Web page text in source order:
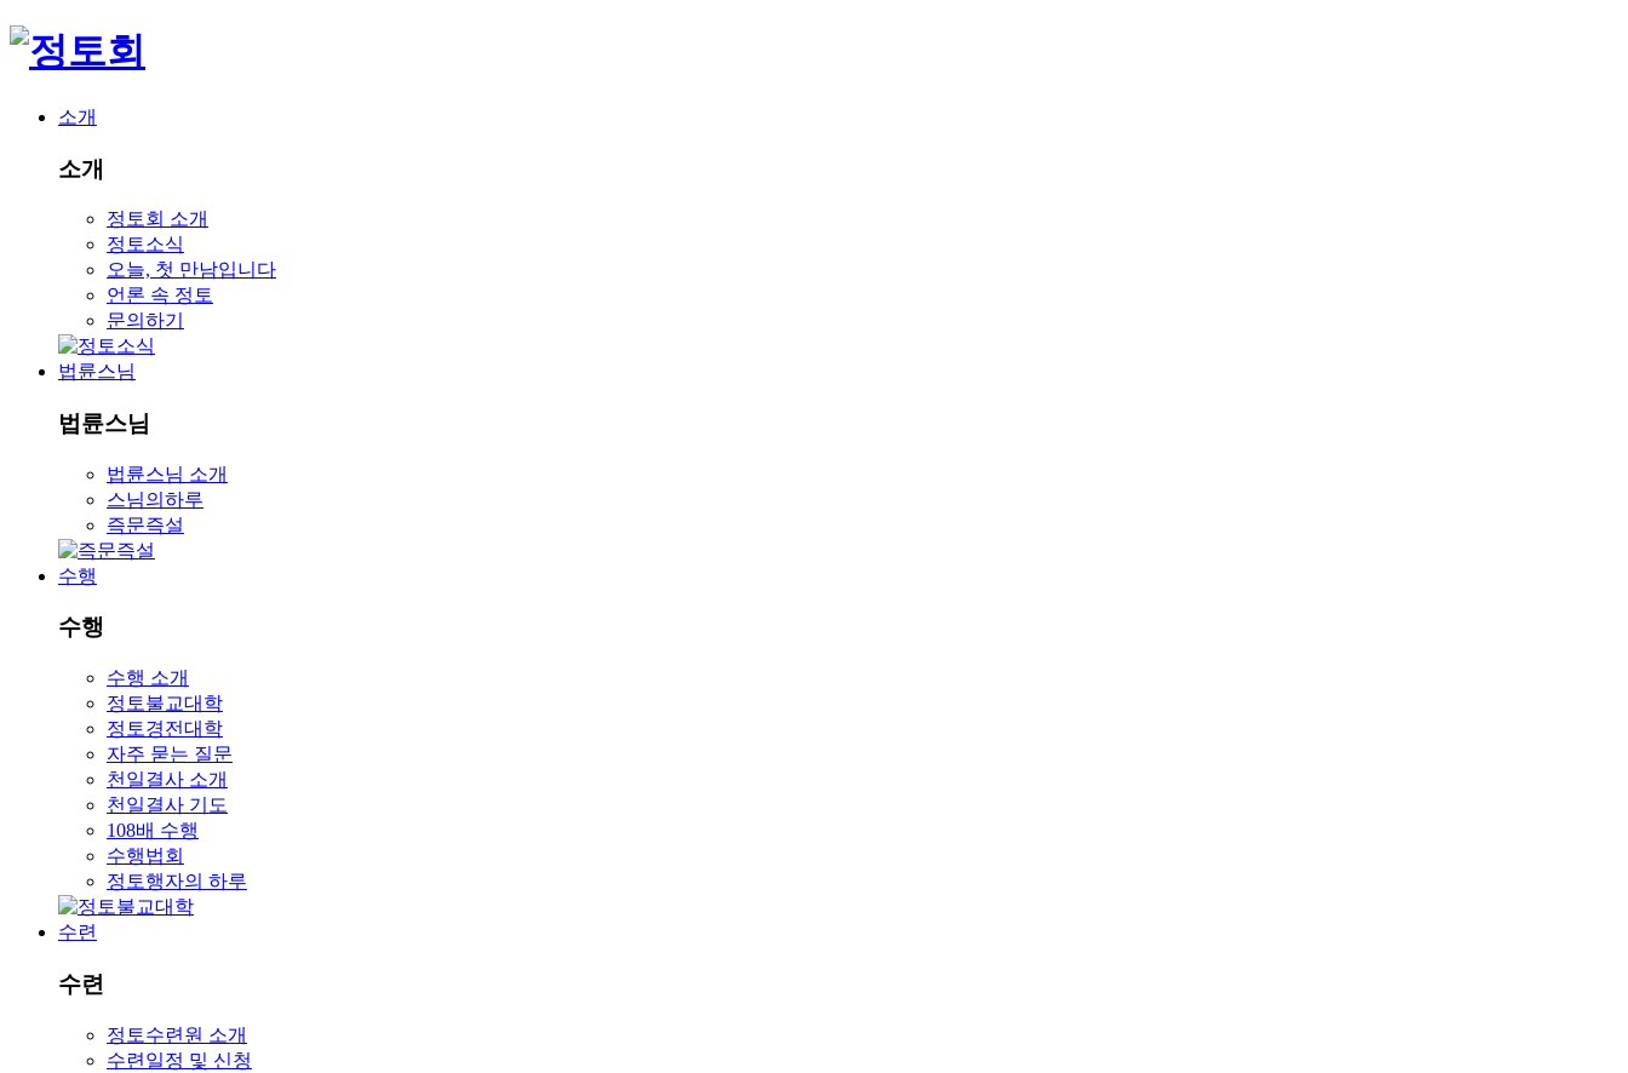
소개
소개
정토회 소개
정토소식
오늘, 첫 만남입니다
언론 속 정토
문의하기
법륜스님
법륜스님
법륜스님 소개
스님의하루
즉문즉설
수행
수행
수행 소개
정토불교대학
정토경전대학
자주 묻는 질문
천일결사 소개
천일결사 기도
108배 수행
수행법회
정토행자의 하루
수련
수련
정토수련원 소개
수련일정 및 신청